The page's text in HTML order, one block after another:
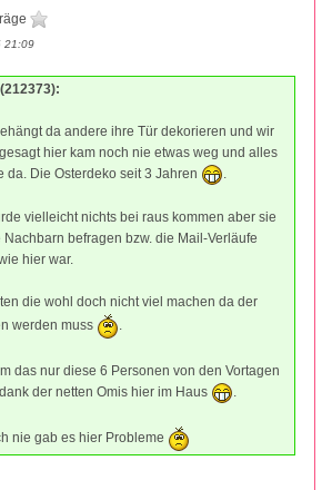
21:09
da andere ihre Tür dekorieren und wir
hier kam noch nie etwas weg und alles
da. Die Osterdeko seit 3 Jahren
.
vielleicht nichts bei raus kommen aber sie
befragen bzw. die Mail-Verläufe
hier war.
die wohl doch nicht viel machen da der
werden muss
.
das nur diese 6 Personen von den Vortagen
der netten Omis hier im Haus
.
nie gab es hier Probleme